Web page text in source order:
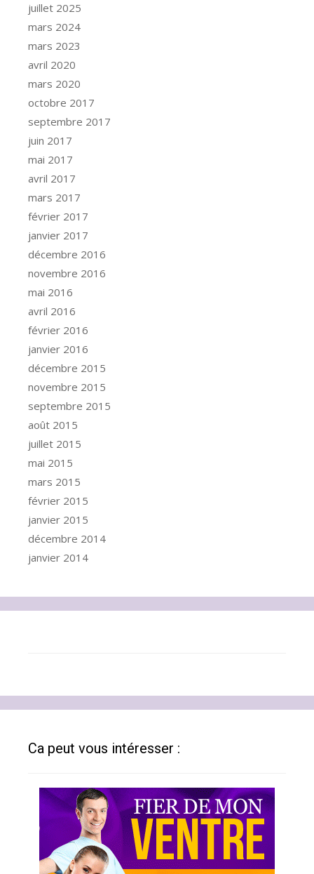
juillet 2025
mars 2024
mars 2023
avril 2020
mars 2020
octobre 2017
septembre 2017
juin 2017
mai 2017
avril 2017
mars 2017
février 2017
janvier 2017
décembre 2016
novembre 2016
mai 2016
avril 2016
février 2016
janvier 2016
décembre 2015
novembre 2015
septembre 2015
août 2015
juillet 2015
mai 2015
mars 2015
février 2015
janvier 2015
décembre 2014
janvier 2014
Ca peut vous intéresser :